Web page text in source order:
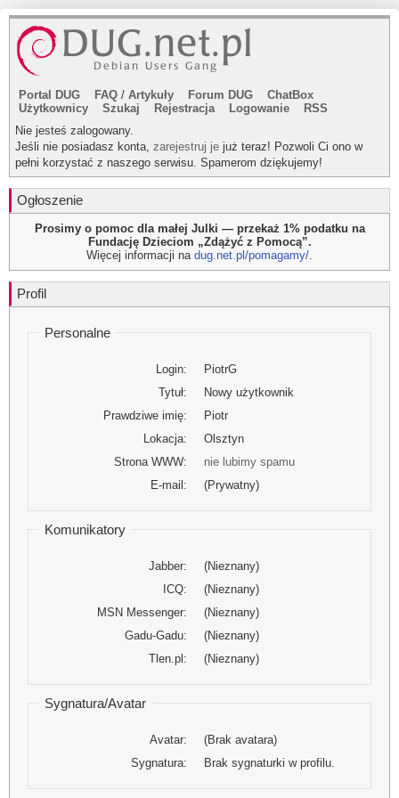
Portal DUG FAQ / Artykuły Forum DUG
ChatBox
Użytkownicy
Szukaj Rejestracja Logowanie
RSS
Nie jesteś zalogowany.
Jeśli nie posiadasz konta, zarejestruj je już teraz! Pozwoli Ci ono w
pełni korzystać z naszego serwisu. Spamerom dziękujemy!
Ogłoszenie
Prosimy o pomoc dla małej Julki — przekaż 1% podatku na
Fundację Dzieciom „Zdążyć z Pomocą”.
Więcej informacji na dug.net.pl/pomagamy/.
Profil
Personalne
Login:
PiotrG
Tytuł:
Nowy użytkownik
Prawdziwe imię:
Piotr
Lokacja:
Olsztyn
Strona WWW:
nie lubimy spamu
E-mail:
(Prywatny)
Komunikatory
Jabber:
(Nieznany)
ICQ:
(Nieznany)
MSN Messenger:
(Nieznany)
Gadu-Gadu:
(Nieznany)
Tlen.pl:
(Nieznany)
Sygnatura/Avatar
Avatar:
(Brak avatara)
Sygnatura:
Brak sygnaturki w profilu.